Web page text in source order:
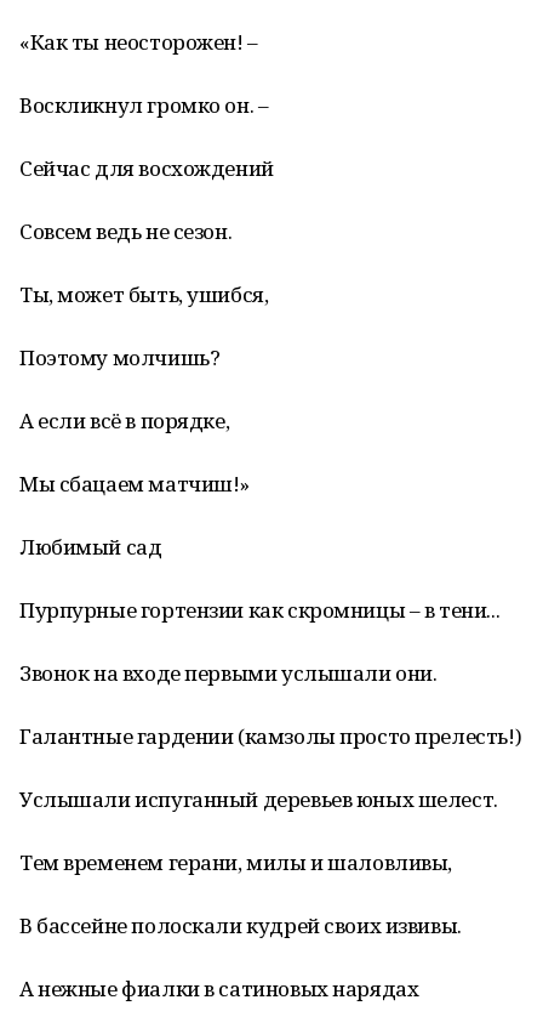
«Как ты неосторожен! –
Воскликнул громко он. –
Сейчас для восхождений
Совсем ведь не сезон.
Ты, может быть, ушибся,
Поэтому молчишь?
А если всё в порядке,
Мы сбацаем матчиш!»
Любимый сад
Пурпурные гортензии как скромницы – в тени...
Звонок на входе первыми услышали они.
Галантные гардении (камзолы просто прелесть!)
Услышали испуганный деревьев юных шелест.
Тем временем герани, милы и шаловливы,
В бассейне полоскали кудрей своих извивы.
А нежные фиалки в сатиновых нарядах